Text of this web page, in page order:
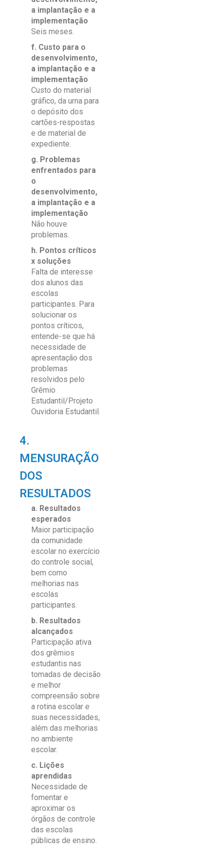
a implantação e a
implementação
Seis meses.
f. Custo para o
desenvolvimento,
a implantação e a
implementação
Custo do material
gráfico, da urna para
o depósito dos
cartões-respostas
e de material de
expediente.
g. Problemas
enfrentados para
o
desenvolvimento,
a implantação e a
implementação
Não houve
problemas.
h. Pontos críticos
x soluções
Falta de interesse
dos alunos das
escolas
participantes. Para
solucionar os
pontos críticos,
entende-se que há
necessidade de
apresentação dos
problemas
resolvidos pelo
Grêmio
Estudantil/Projeto
Ouvidoria Estudantil.
4.
MENSURAÇÃO
DOS
RESULTADOS
a. Resultados
esperados
Maior participação
da comunidade
escolar no exercício
do controle social,
bem como
melhorias nas
escolas
participantes.
b. Resultados
alcançados
Participação ativa
dos grêmios
estudantis nas
tomadas de decisão
e melhor
compreensão sobre
a rotina escolar e
suas necessidades,
além das melhorias
no ambiente
escolar.
c. Lições
aprendidas
Necessidade de
fomentar e
aproximar os
órgãos de controle
das escolas
públicas de ensino.